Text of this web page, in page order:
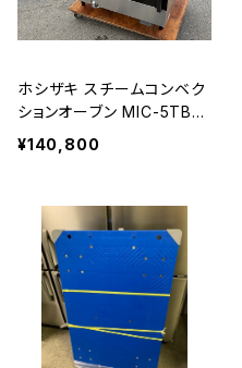
ホシザキ スチームコンベク
ションオーブン MIC-5TB3-
L クックエブリオ 三相200V
¥140,800